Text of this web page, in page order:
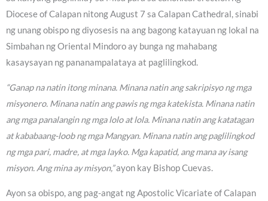
Diocese of Calapan nitong August 7 sa Calapan Cathedral, sinabi
ng unang obispo ng diyosesis na ang bagong katayuan ng lokal na
Simbahan ng Oriental Mindoro ay bunga ng mahabang
kasaysayan ng pananampalataya at paglilingkod.
“Ganap na natin itong minana. Minana natin ang sakripisyo ng mga
misyonero. Minana natin ang pawis ng mga katekista. Minana natin
ang mga panalangin ng mga lolo at lola. Minana natin ang katatagan
at kababaang-loob ng mga Mangyan. Minana natin ang paglilingkod
ng mga pari, madre, at mga layko. Mga kapatid, ang mana ay isang
misyon. Ang mina ay misyon,”ayon kay Bishop Cuevas.
Ayon sa obispo, ang pag-angat ng Apostolic Vicariate of Calapan